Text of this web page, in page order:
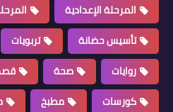
المرحلة الإعدادية
تأسيس حضانة
تربويات
روايات
صحة
كورسات
مطبخ